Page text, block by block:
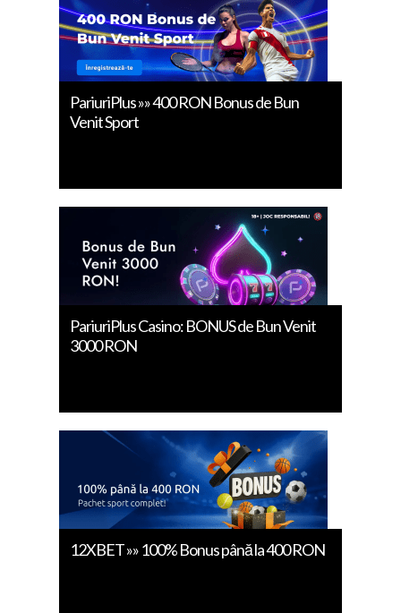
PariuriPlus »» 400 RON Bonus de Bun
Venit Sport
PariuriPlus Casino: BONUS de Bun Venit
3000 RON
12XBET »» 100% Bonus până la 400 RON